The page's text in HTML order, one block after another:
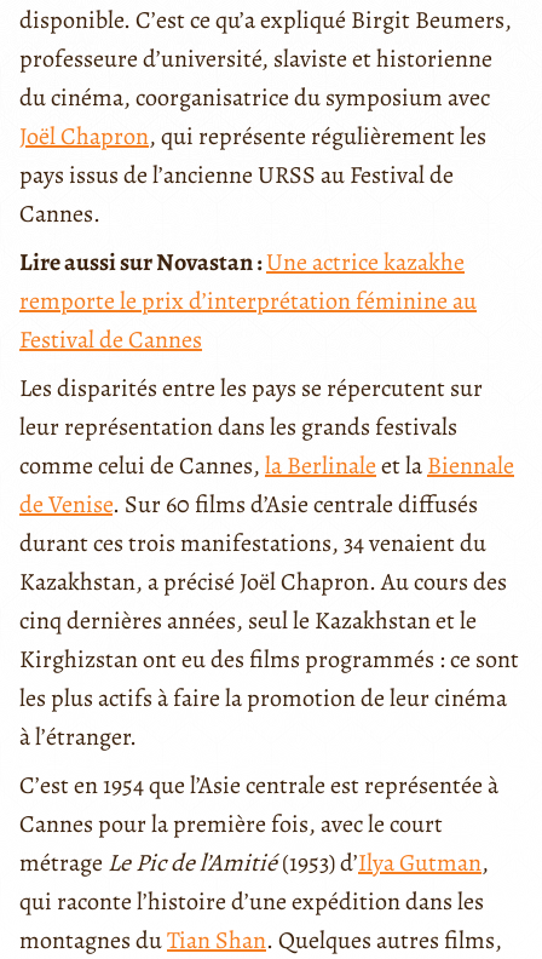
disponible. C’est ce qu’a expliqué Birgit Beumers,
professeure d’université, slaviste et historienne
du cinéma, coorganisatrice du symposium avec
Joël Chapron, qui représente régulièrement les
pays issus de l’ancienne URSS au Festival de
Cannes.
Lire aussi sur Novastan :Une actrice kazakhe
remporte le prix d’interprétation féminine au
Festival de Cannes
Les disparités entre les pays se répercutent sur
leur représentation dans les grands festivals
comme celui de Cannes,la Berlinaleet laBiennale
de Venise. Sur 60 films d’Asie centrale diffusés
durant ces trois manifestations, 34 venaient du
Kazakhstan, a précisé Joël Chapron. Au cours des
cinq dernières années, seul le Kazakhstan et le
Kirghizstan ont eu des films programmés : ce sont
les plus actifs à faire la promotion de leur cinéma
à l’étranger.
C’est en 1954 que l’Asie centrale est représentée à
Cannes pour la première fois, avec le court
métrage Le Pic de l’Amitié(1953) d’Ilya Gutman,
qui raconte l’histoire d’une expédition dans les
montagnes duTian Shan. Quelques autres films,